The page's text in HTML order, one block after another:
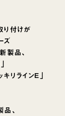
付けが
ズ
製品、
リラインＥ」
、